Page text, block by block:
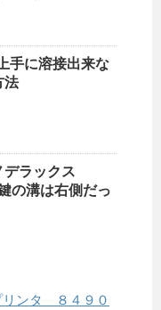
手に溶接出来な
法
ラックス
の溝は右側だっ
リンタ ８４９０